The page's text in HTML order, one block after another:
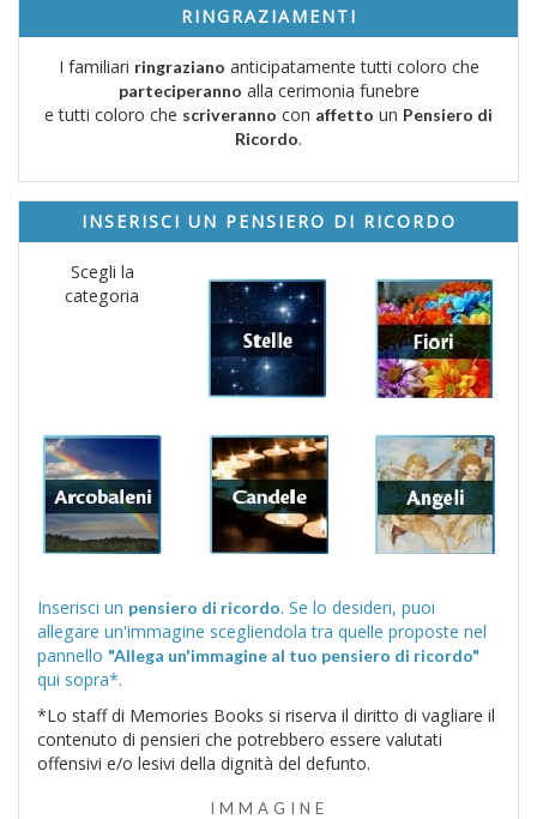
RINGRAZIAMENTI
I familiari ringraziano anticipatamente tutti coloro che
parteciperanno alla cerimonia funebre
e tutti coloro che scriveranno con affetto un Pensiero di
Ricordo.
INSERISCI UN PENSIERO DI RICORDO
Scegli la
categoria
Inserisci un pensiero di ricordo. Se lo desideri, puoi
allegare un'immagine scegliendola tra quelle proposte nel
pannello "Allega un'immagine al tuo pensiero di ricordo"
qui sopra*.
*Lo staff di Memories Books si riserva il diritto di vagliare il
contenuto di pensieri che potrebbero essere valutati
offensivi e/o lesivi della dignità del defunto.
IMMAGINE